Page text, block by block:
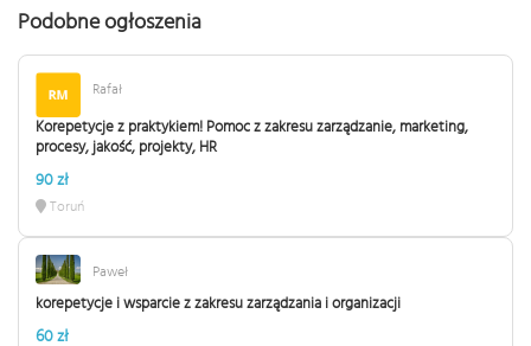
Podobne ogłoszenia
Rafał
Korepetycje z praktykiem! Pomoc z zakresu zarządzanie, marketing,
procesy, jakość, projekty, HR
90 zł
Toruń
Paweł
korepetycje i wsparcie z zakresu zarządzania i organizacji
60 zł